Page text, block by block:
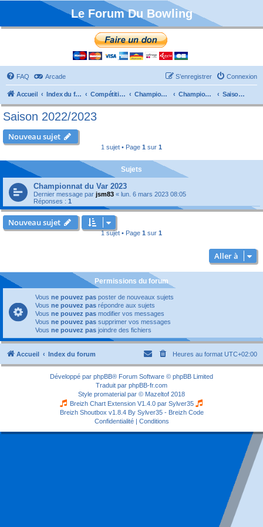
Le Forum Du Bowling
FAQ Arcade Connexion
S’enregistrer
Accueil Index du forum Compétitions Championnats de France Championnat Départemental Saison 2022/2023
Saison 2022/2023
Nouveau sujet
1 sujet • Page 1 sur 1
Sujets
Championnat du Var 2023
Dernier message par jsm83 « lun. 6 mars 2023 08:05
Réponses : 1
Nouveau sujet
1 sujet • Page 1 sur 1
Aller à
Permissions du forum
Vous ne pouvez pas poster de nouveaux sujets
Vous ne pouvez pas répondre aux sujets
Vous ne pouvez pas modifier vos messages
Vous ne pouvez pas supprimer vos messages
Vous ne pouvez pas joindre des fichiers
Accueil Index du forum Heures au format UTC+02:00
Développé par phpBB® Forum Software © phpBB Limited
Traduit par phpBB-fr.com
Style promaterial par © Mazeltof 2018
Breizh Chart Extension V1.4.0 par Sylver35
Breizh Shoutbox v1.8.4 By Sylver35 - Breizh Code
Confidentialité| Conditions